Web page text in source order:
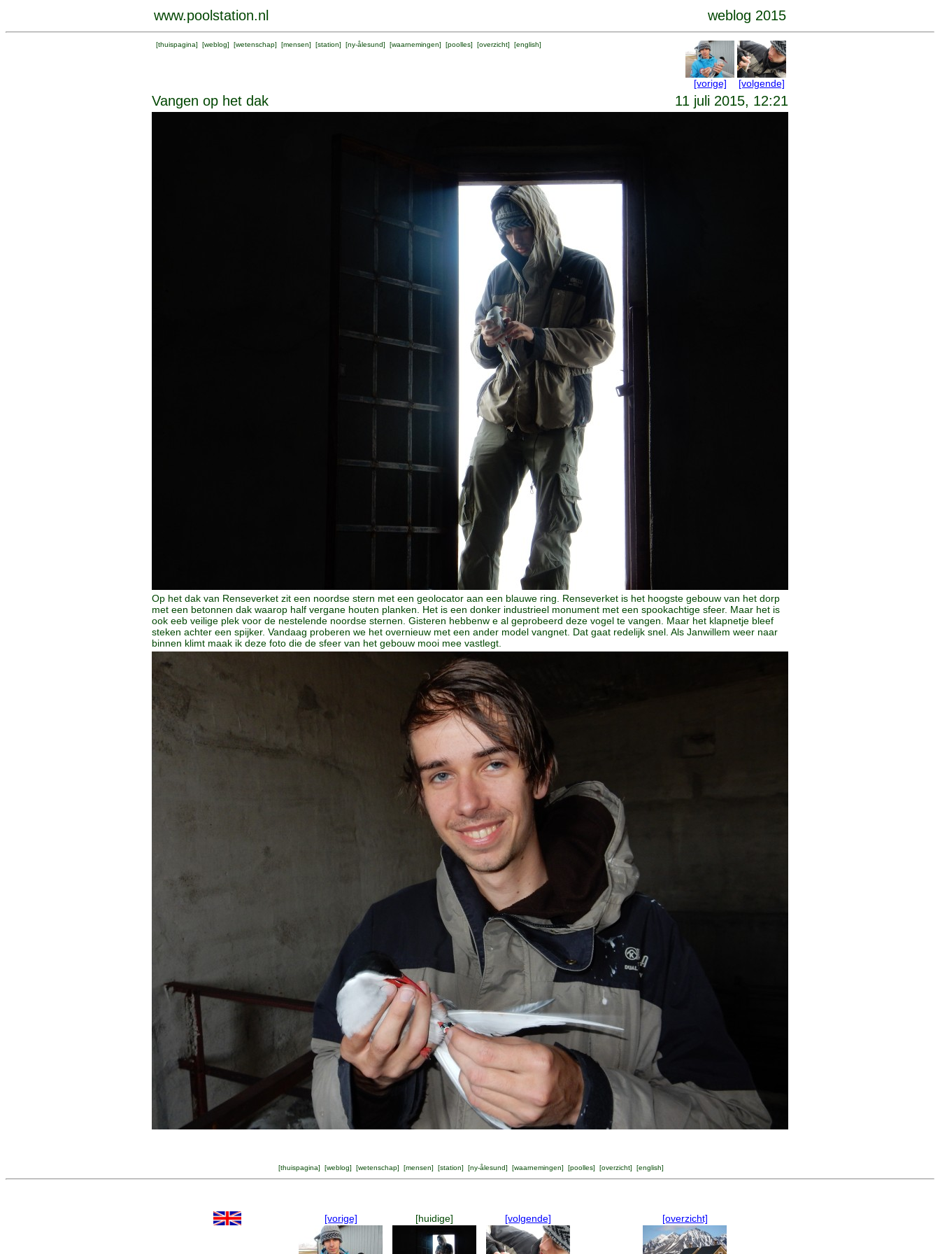
www.poolstation.nl weblog 2015
[thuispagina] [weblog] [wetenschap] [mensen] [station] [ny-ålesund] [waarnemingen] [poolles] [overzicht] [english]
[vorige] [volgende]
Vangen op het dak 11 juli 2015, 12:21
Op het dak van Renseverket zit een noordse stern met een geolocator aan een blauwe ring. Renseverket is het hoogste gebouw van het dorp
met een betonnen dak waarop half vergane houten planken. Het is een donker industrieel monument met een spookachtige sfeer. Maar het is
ook eeb veilige plek voor de nestelende noordse sternen. Gisteren hebbenw e al geprobeerd deze vogel te vangen. Maar het klapnetje bleef
steken achter een spijker. Vandaag proberen we het overnieuw met een ander model vangnet. Dat gaat redelijk snel. Als Janwillem weer naar
binnen klimt maak ik deze foto die de sfeer van het gebouw mooi mee vastlegt.
[thuispagina] [weblog] [wetenschap] [mensen] [station] [ny-ålesund] [waarnemingen] [poolles] [overzicht] [english]
[vorige] [huidige] [volgende] [overzicht]